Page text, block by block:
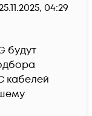
04:29
будут
кабелей